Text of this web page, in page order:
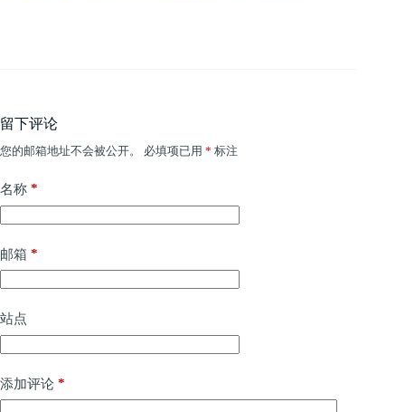
留下评论
您的邮箱地址不会被公开。 必填项已用 * 标注
名称 *
邮箱 *
站点
添加评论 *